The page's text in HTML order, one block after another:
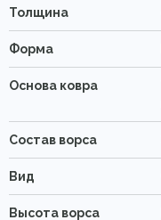
Толщина
Форма
Основа ковра
Состав ворса
Вид
Высота ворса